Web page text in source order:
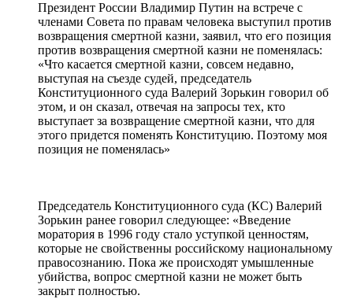
Президент России Владимир Путин на встрече с
членами Совета по правам человека выступил против
возвращения смертной казни, заявил, что его позиция
против возвращения смертной казни не поменялась:
«Что касается смертной казни, совсем недавно,
выступая на съезде судей, председатель
Конституционного суда Валерий Зорькин говорил об
этом, и он сказал, отвечая на запросы тех, кто
выступает за возвращение смертной казни, что для
этого придется поменять Конституцию. Поэтому моя
позиция не поменялась»
Председатель Конституционного суда (КС) Валерий
Зорькин ранее говорил следующее: «Введение
моратория в 1996 году стало уступкой ценностям,
которые не свойственны российскому национальному
правосознанию. Пока же происходят умышленные
убийства, вопрос смертной казни не может быть
закрыт полностью.